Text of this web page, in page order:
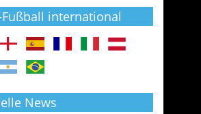
Fußball international
News